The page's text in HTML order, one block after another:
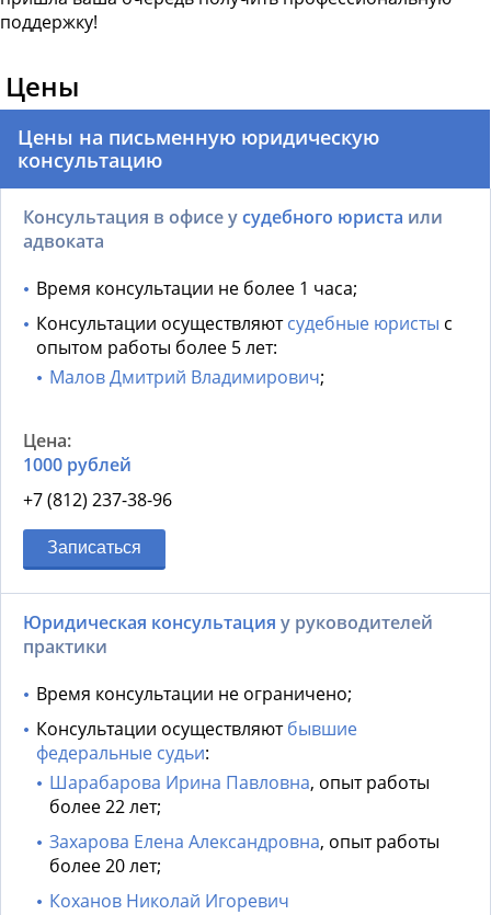
поддержку!
Цены
Цены на письменную юридическую
консультацию
Консультация в офисе усудебного юриста или
адвоката
Время консультации не более 1 часа;
Консультации осуществляютсудебные юристы с
опытом работы более 5 лет:
Малов Дмитрий Владимирович;
1000 рублей
+7 (812) 237-38-96
Записаться
Юридическая консультация у руководителей
практики
Время консультации не ограничено;
Консультации осуществляютбывшие
федеральные судьи:
Шарабарова Ирина Павловна, опыт работы
более 22 лет;
Захарова Елена Александровна, опыт работы
более 20 лет;
Коханов Николай Игоревич